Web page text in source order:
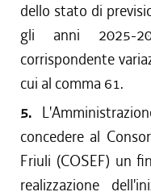
dello stato di
gli anni 2025-
corrispondente
cui al comma 61.
5.
concedere al
Friuli (COSEF) un
realizzazione